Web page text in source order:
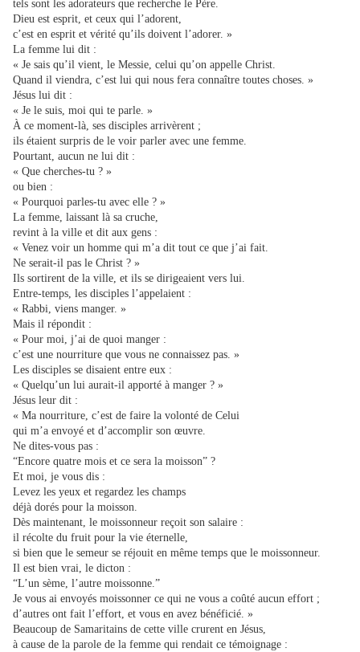
tels sont les adorateurs que recherche le Père.
Dieu est esprit, et ceux qui l’adorent,
c’est en esprit et vérité qu’ils doivent l’adorer. »
La femme lui dit :
« Je sais qu’il vient, le Messie, celui qu’on appelle Christ.
Quand il viendra, c’est lui qui nous fera connaître toutes choses. »
Jésus lui dit :
« Je le suis, moi qui te parle. »
À ce moment-là, ses disciples arrivèrent ;
ils étaient surpris de le voir parler avec une femme.
Pourtant, aucun ne lui dit :
« Que cherches-tu ? »
ou bien :
« Pourquoi parles-tu avec elle ? »
La femme, laissant là sa cruche,
revint à la ville et dit aux gens :
« Venez voir un homme qui m’a dit tout ce que j’ai fait.
Ne serait-il pas le Christ ? »
Ils sortirent de la ville, et ils se dirigeaient vers lui.
Entre-temps, les disciples l’appelaient :
« Rabbi, viens manger. »
Mais il répondit :
« Pour moi, j’ai de quoi manger :
c’est une nourriture que vous ne connaissez pas. »
Les disciples se disaient entre eux :
« Quelqu’un lui aurait-il apporté à manger ? »
Jésus leur dit :
« Ma nourriture, c’est de faire la volonté de Celui
qui m’a envoyé et d’accomplir son œuvre.
Ne dites-vous pas :
“Encore quatre mois et ce sera la moisson” ?
Et moi, je vous dis :
Levez les yeux et regardez les champs
déjà dorés pour la moisson.
Dès maintenant, le moissonneur reçoit son salaire :
il récolte du fruit pour la vie éternelle,
si bien que le semeur se réjouit en même temps que le moissonneur.
Il est bien vrai, le dicton :
“L’un sème, l’autre moissonne.”
Je vous ai envoyés moissonner ce qui ne vous a coûté aucun effort ;
d’autres ont fait l’effort, et vous en avez bénéficié. »
Beaucoup de Samaritains de cette ville crurent en Jésus,
à cause de la parole de la femme qui rendait ce témoignage :